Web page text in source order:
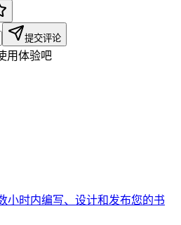
提交评论
用体验吧
小时内编写、设计和发布您的书